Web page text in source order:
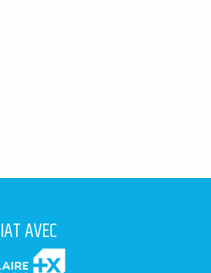
AVEC